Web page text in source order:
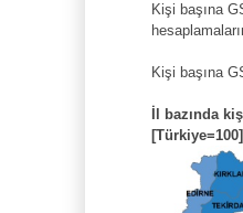
Kişi başına
Kişi başına
İl bazında
[Türkiye=100]